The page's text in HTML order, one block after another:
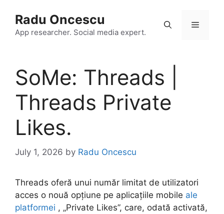
content
Radu Oncescu
App researcher. Social media expert.
Menu
SoMe: Threads |
Threads Private
Likes.
July 1, 2026 by Radu Oncescu
Threads oferă unui număr limitat de utilizatori
acces o nouă opțiune pe aplicațiile mobile ale
platformei , „Private Likes”, care, odată activată,